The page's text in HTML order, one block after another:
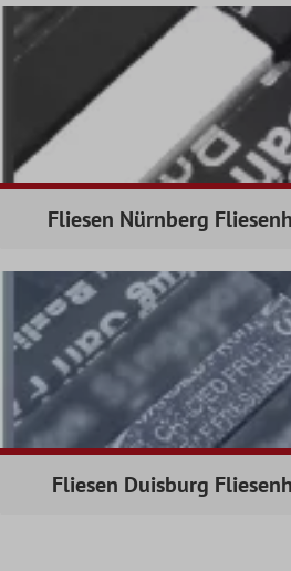
Fliesen Nürnberg
Fliesen Duisburg